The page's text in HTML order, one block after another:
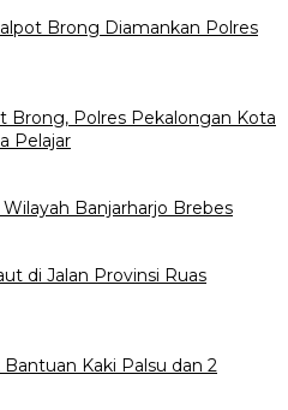
Brong Diamankan Polres
Brong, Polres Pekalongan Kota
Pelajar
Banjarharjo Brebes
di Jalan Provinsi Ruas
Kaki Palsu dan 2